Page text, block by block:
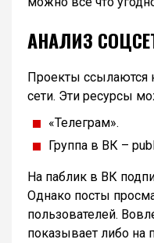
АНАЛИЗ
Проекты ссылаются
сети. Эти ресурсы
«Телеграм».
Группа в ВК –
На паблик в ВК
Однако посты
пользователей.
показывает либо на